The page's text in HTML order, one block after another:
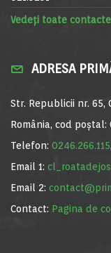
Vedeți toate
ADRESA
Str. Republicii nr. 65,
România, cod poștal:
Telefon: 0246.266.115
Email 1:
Email 2:
Contact: Pagina de